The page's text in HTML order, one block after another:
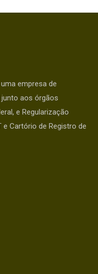
empresa de
aos órgãos
e Regularização
e Cartório de Registro de